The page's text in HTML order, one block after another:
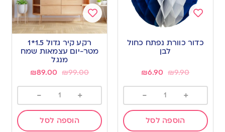
to
כדור כוורת נפתח כחול
לבן
₪9.90
₪6.90
+
-
הוספה לסל
Add
wishlist
רקע קיר גדול 1.5*1
מטר-יום עצמאות שמח
מנגל
₪99.00
₪89.00
+
-
הוספה לסל